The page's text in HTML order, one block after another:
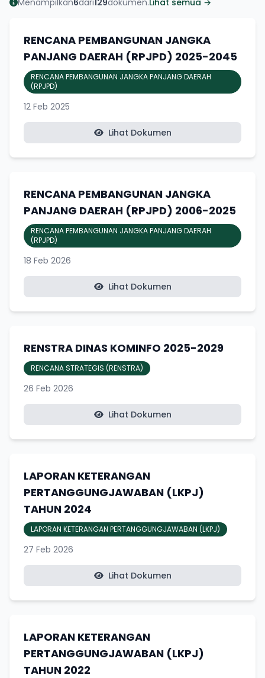
RENCANA PEMBANGUNAN JANGKA
PANJANG DAERAH (RPJPD) 2025-2045
RENCANA PEMBANGUNAN JANGKA PANJANG DAERAH
(RPJPD)
12 Feb 2025
Lihat Dokumen
RENCANA PEMBANGUNAN JANGKA
PANJANG DAERAH (RPJPD) 2006-2025
RENCANA PEMBANGUNAN JANGKA PANJANG DAERAH
(RPJPD)
18 Feb 2026
Lihat Dokumen
RENSTRA DINAS KOMINFO 2025-2029
RENCANA STRATEGIS (RENSTRA)
26 Feb 2026
Lihat Dokumen
LAPORAN KETERANGAN
PERTANGGUNGJAWABAN (LKPJ)
TAHUN 2024
LAPORAN KETERANGAN PERTANGGUNGJAWABAN (LKPJ)
27 Feb 2026
Lihat Dokumen
LAPORAN KETERANGAN
PERTANGGUNGJAWABAN (LKPJ)
TAHUN 2022